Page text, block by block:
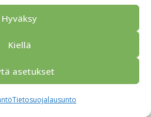
Hyväksy
Kiellä
asetukset
Tietosuojalausunto
Anna palautetta
Tietosuojaseloste
- matkanjärjestäjä / FPW